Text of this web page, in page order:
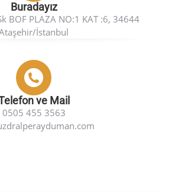
Buradayız
BOF PLAZA NO:1 KAT :6, 34644
İstanbul
ve Mail
0505 455 3563